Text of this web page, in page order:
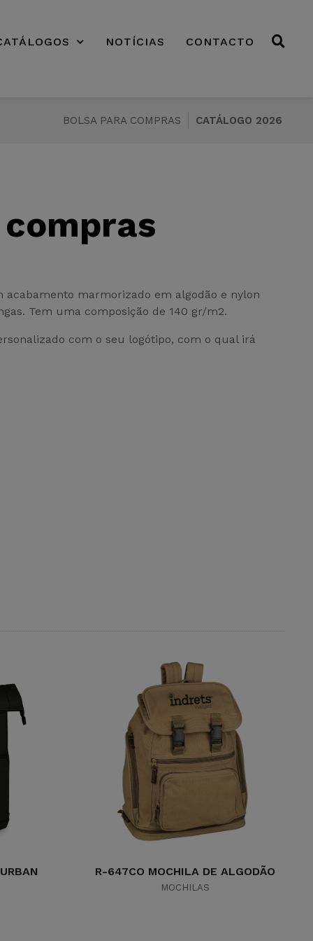
NOTÍCIAS CONTACTO
BOLSA PARA COMPRAS CATÁLOGO 2026
acabamento marmorizado em algodão e nylon
Tem uma composição de 140 gr/m2.
com o seu logótipo, com o qual irá
R-647CO MOCHILA DE ALGODÃO
MOCHILAS